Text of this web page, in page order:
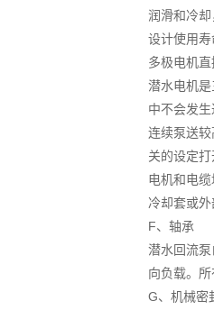
润滑和冷
设计使用
多极电机
潜水电机
中不会发
连续泵送
关的设定
电机和电
冷却套或
F、轴承
潜水回流
向负载。
G、机械密